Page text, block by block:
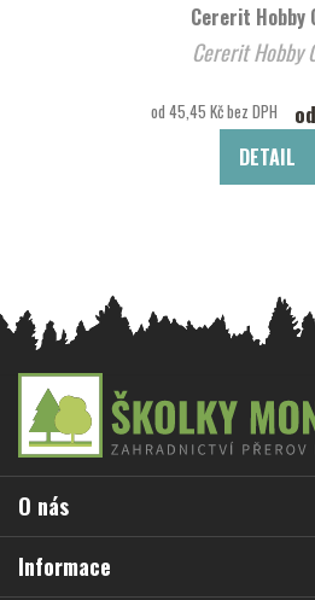
Cererit Hobby
Cererit Hobby
od 45,45 Kč bez DPH od
DETAIL
a
í
O nás
Informace